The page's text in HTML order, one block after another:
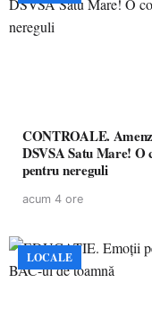
CONTROALE.
DSVSA Satu Mare! O
pentru nereguli
acum 4 ore
LOCALE